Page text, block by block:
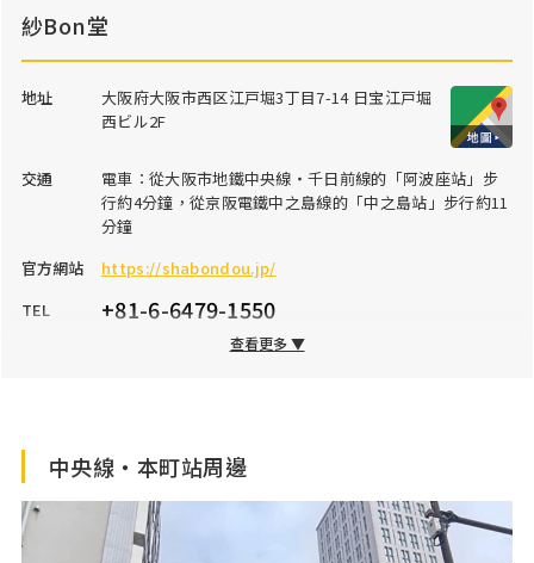
紗Bon堂
地址
大阪府大阪市西区江戸堀3丁目7-14 日宝江戸堀
西ビル2F
交通
電車：從大阪市地鐵中央線・千日前線的「阿波座站」步
行約4分鐘，從京阪電鐵中之島線的「中之島站」步行約11
分鐘
官方網站
https://shabondou.jp/
TEL
+81-6-6479-1550
早餐：9:30～上午11:00 ※僅週末及節日提供，午餐：
公休日
星期一
停車場
無
查看更多 ▼
中央線・本町站周邊